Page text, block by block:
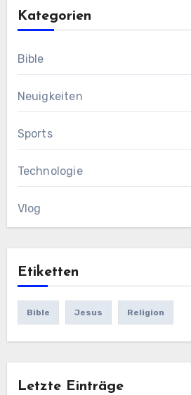
Kategorien
Bible
Neuigkeiten
Sports
Technologie
Vlog
Etiketten
Bible Jesus Religion
Letzte Einträge